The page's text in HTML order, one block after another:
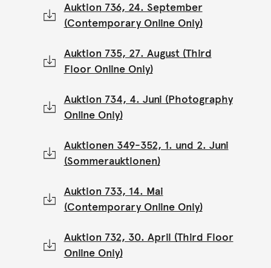
Auktion 736, 24. September
(Contemporary Online Only)
Auktion 735, 27. August (Third
Floor Online Only)
Auktion 734, 4. Juni (Photography
Online Only)
Auktionen 349-352, 1. und 2. Juni
(Sommerauktionen)
Auktion 733, 14. Mai
(Contemporary Online Only)
Auktion 732, 30. April (Third Floor
Online Only)